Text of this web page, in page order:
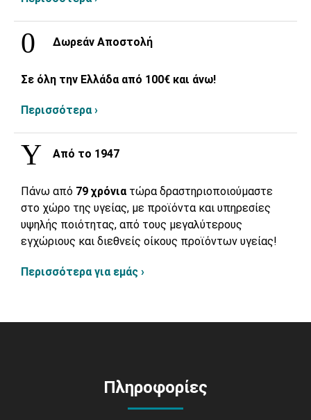
Δωρεάν Αποστολή
Σε όλη την Ελλάδα από 100€ και άνω!
Περισσότερα ›
Από το 1947
Πάνω από 79 χρόνια τώρα δραστηριοποιούμαστε
στο χώρο της υγείας, με προϊόντα και υπηρεσίες
υψηλής ποιότητας, από τους μεγαλύτερους
εγχώριους και διεθνείς οίκους προϊόντων υγείας!
Περισσότερα για εμάς ›
Πληροφορίες